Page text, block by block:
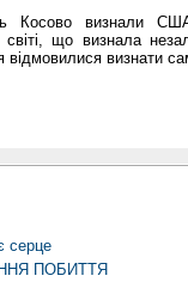
Косово визнали
що визнала
відмовилися визнати
серце
ПОБИТТЯ